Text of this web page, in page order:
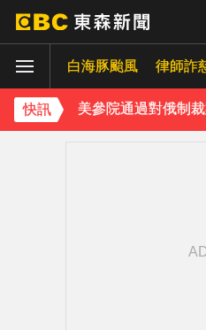
白海豚颱風 律師詐
快訊
中颱白海豚暴風圈
強風吹襲！宜蘭郵